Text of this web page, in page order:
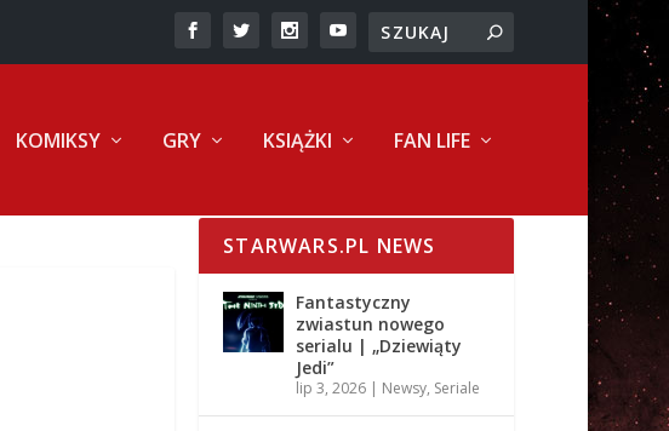
KOMIKSY GRY KSIĄŻKI FAN LIFE
STARWARS.PL NEWS
Fantastyczny
zwiastun nowego
serialu | „Dziewiąty
Jedi”
lip 3, 2026 | Newsy, Seriale